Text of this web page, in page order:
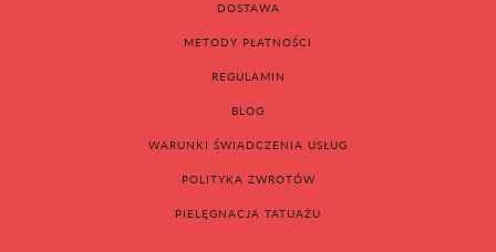
DOSTAWA
METODY PŁATNOŚCI
REGULAMIN
BLOG
WARUNKI ŚWIADCZENIA USŁUG
POLITYKA ZWROTÓW
PIELĘGNACJA TATUAŻU